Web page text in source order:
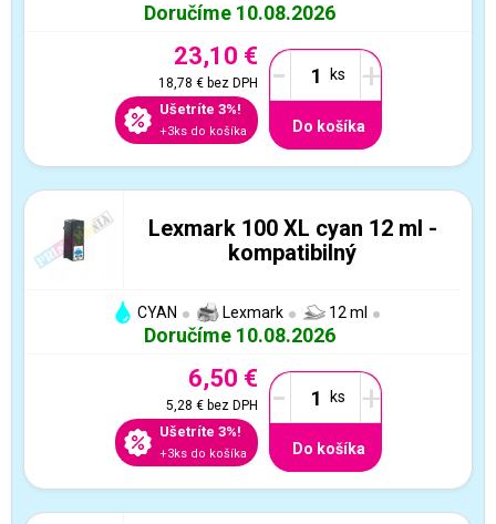
Doručíme 10.08.2026
23,10 €
18,78 €bez DPH
Ušetríte 3%!
+3ks do košíka
- +
Do košíka
Lexmark 100 XL cyan 12 ml -
kompatibilný
CYAN Lexmark 12 ml
Doručíme 10.08.2026
6,50 €
5,28 €bez DPH
Ušetríte 3%!
+3ks do košíka
- +
Do košíka